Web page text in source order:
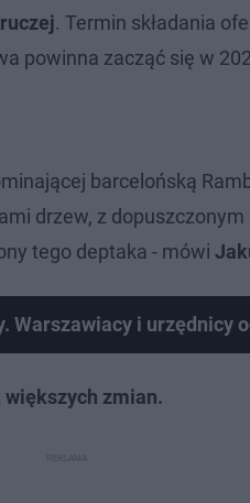
. Termin składania
powinna zacząć się w
barcelońską
drzew, z
tego deptaka - mówi
Warszawiacy i urzędnicy
większych zmian.